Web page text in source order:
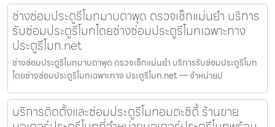
ช่างซ่อมประตูรีโมทมาบตาพุด ตรวจเช็กแม่นยำ บริการ
รับซ่อมประตูรีโมทโดยช่างซ่อมประตูรีโมทเฉพาะทาง
ประตูรีโมท.net
ช่างซ่อมประตูรีโมทมาบตาพุด ตรวจเช็กแม่นยำ บริการรับซ่อมประตูรีโมท
โดยช่างซ่อมประตูรีโมทเฉพาะทาง ประตูรีโมท.net — จำหน่ายป
บริการติดตั้งและซ่อมประตูรีโมทอมตะซิตี้ ร้านขาย